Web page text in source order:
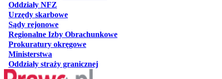
Oddziały NFZ
Urzędy skarboweotwiera się w nowej karcie
Sądy rejonoweotwiera się w nowej karcie
Regionalne Izby Obrachunkoweotwiera się w nowej karcie
Prokuratury okręgoweotwiera się w nowej karcie
Ministerstwa
Oddziały straży granicznejotwiera się w nowej karcie